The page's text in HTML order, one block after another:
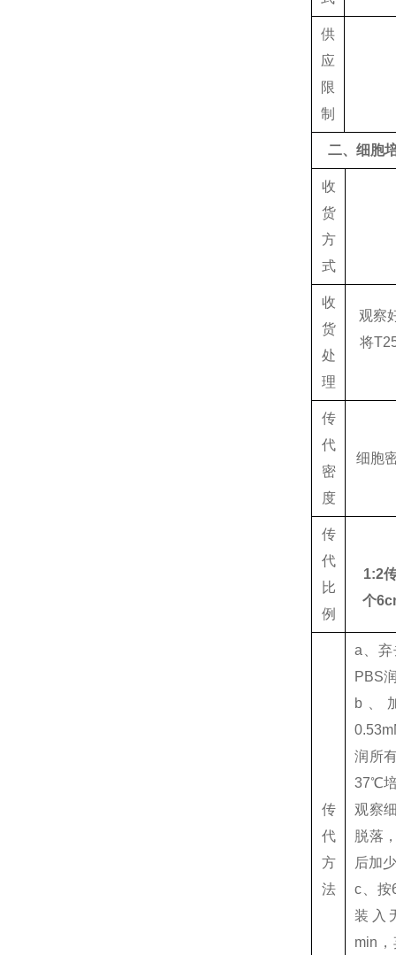
供
应
限
制
二、细胞
收
货
方
式
收
货
处
理
观察
将
传
代
密
度
细胞
传
代
比
例
1:2
个
传
代
方
法
a、弃
PBS
b、
润所
37℃
观察
脱落
后加
c、按
装入
min